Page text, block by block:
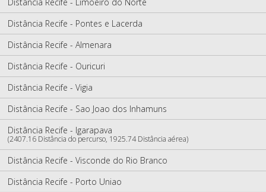
Distância Recife - Pontes e Lacerda
Distância Recife - Almenara
Distância Recife - Ouricuri
Distância Recife - Vigia
Distância Recife - Sao Joao dos Inhamuns
Distância Recife - Igarapava
(2407.16 Distância do percurso, 1925.74 Distância aérea)
Distância Recife - Visconde do Rio Branco
Distância Recife - Porto Uniao